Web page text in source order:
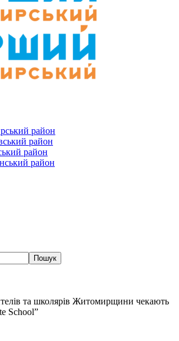
район
район
район
район
та школярів Житомирщини чекають
School”